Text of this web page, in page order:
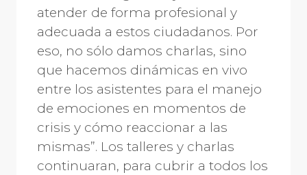
atender de forma profesional y
adecuada a estos ciudadanos. Por
eso, no sólo damos charlas, sino
que hacemos dinámicas en vivo
entre los asistentes para el manejo
de emociones en momentos de
crisis y cómo reaccionar a las
mismas”. Los talleres y charlas
continuaran, para cubrir a todos los